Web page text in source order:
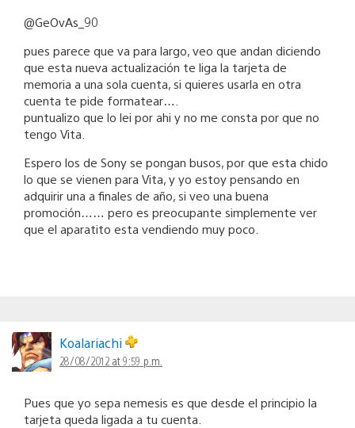
@GeOvAs_90
pues parece que va para largo, veo que andan diciendo
que esta nueva actualización te liga la tarjeta de
memoria a una sola cuenta, si quieres usarla en otra
cuenta te pide formatear….
puntualizo que lo lei por ahi y no me consta por que no
tengo Vita.
Espero los de Sony se pongan busos, por que esta chido
lo que se vienen para Vita, y yo estoy pensando en
adquirir una a finales de año, si veo una buena
promoción…… pero es preocupante simplemente ver
que el aparatito esta vendiendo muy poco.
Koalariachi
28/08/2012 at 9:59 p.m.
Pues que yo sepa nemesis es que desde el principio la
tarjeta queda ligada a tu cuenta.